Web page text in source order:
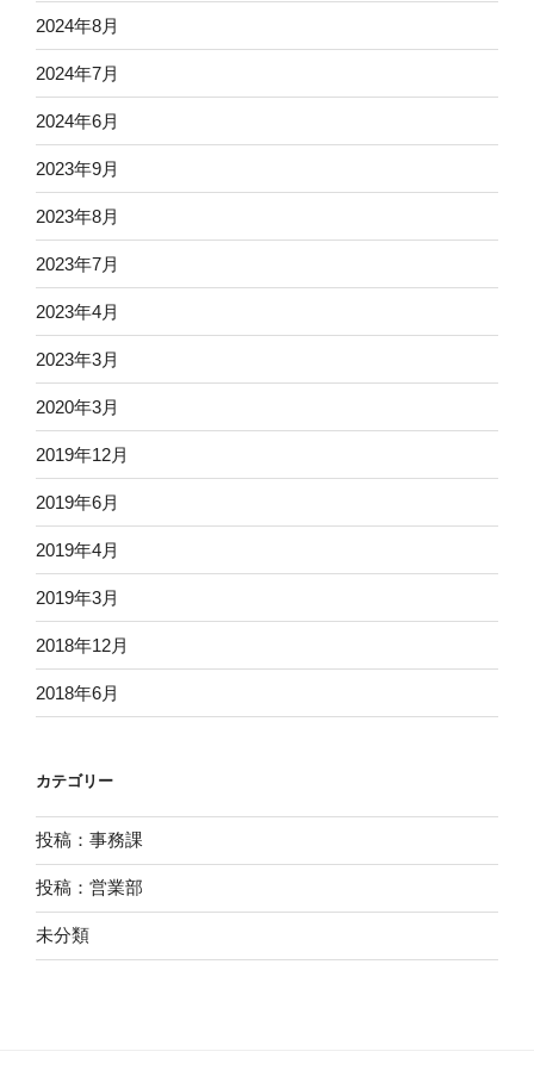
2024年8月
2024年7月
2024年6月
2023年9月
2023年8月
2023年7月
2023年4月
2023年3月
2020年3月
2019年12月
2019年6月
2019年4月
2019年3月
2018年12月
2018年6月
カテゴリー
投稿：事務課
投稿：営業部
未分類